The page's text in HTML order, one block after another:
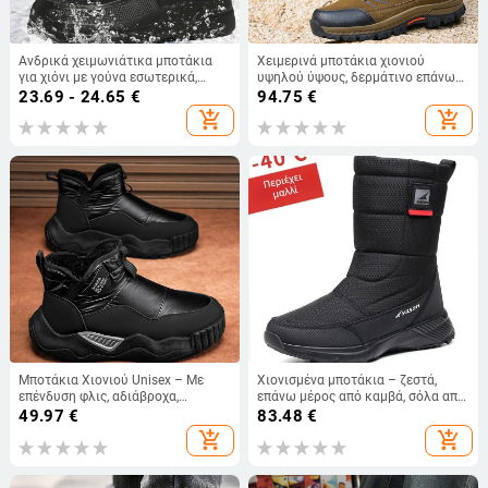
Ανδρικά χειμωνιάτικα μποτάκια
για χιόνι με γούνα εσωτερικά,
χοντρά ψηλά εξωτερικά μποτάκια,
23.69 - 24.65 €
add_shopping_cart
Χειμερινά μποτάκια χιονιού
υψηλού ύψους, δερμάτινο επάνω
μέρος, καουτσούκ σόλα,
στρογγυλό δάχτυλο, χαμηλό
τακούνι, ζεστά, καθημερινά
94.75 €
add_shopping_cart
Μποτάκια Χιονιού Unisex – Με
επένδυση φλις, αδιάβροχα,
αντιολισθητικά, εξωτερική σόλα
PVC, PU επάνω (φλις εσωτερικά,
αδιάβροχα, αντιολισθητικά, PVC
49.97 €
add_shopping_cart
Χιονισμένα μποτάκια – ζεστά,
επάνω μέρος από καμβά, σόλα από
καουτσούκ ανθεκτική στην τριβή,
φερμουάρ
83.48 €
add_shopping_cart